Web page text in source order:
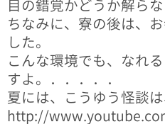
目の錯覚かどうか解らな
ちなみに、寮の後は、
した。
こんな環境でも、なれ
すよ。．．．．．
夏には、こうゆう怪談
http://